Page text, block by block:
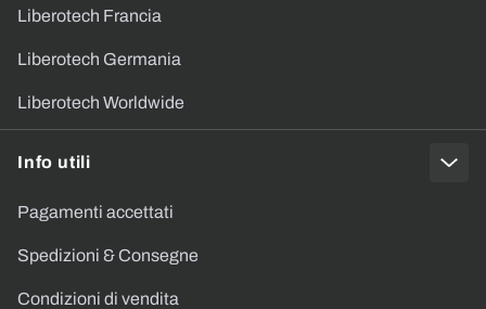
Liberotech Francia
Liberotech Germania
Liberotech Worldwide
Info utili
Pagamenti accettati
Spedizioni & Consegne
Condizioni di vendita